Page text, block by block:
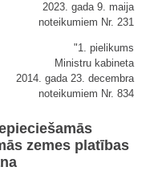
2023. gada 9. maija
noteikumiem Nr. 231
"1. pielikums
Ministru kabineta
2014. gada 23. decembra
noteikumiem Nr. 834
zemes platības